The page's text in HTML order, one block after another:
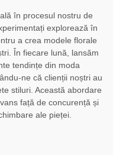
în procesul nostru de
explorează în
a crea modele florale
În fiecare lună, lansăm
tendințe din moda
ne că clienții noștri au
stiluri. Această abordare
față de concurență și
ale pieței.